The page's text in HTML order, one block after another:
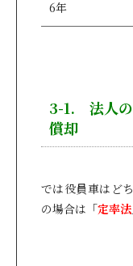
6年
3-1. 法人の
償却
では役員車はど
の場合は「定率法